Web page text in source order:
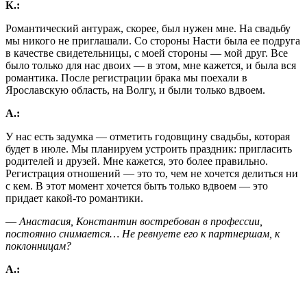
К.:
Романтический антураж, скорее, был нужен мне. На свадьбу
мы никого не приглашали. Со стороны Насти была ее подруга
в качестве свидетельницы, с моей стороны ― мой друг. Все
было только для нас двоих ― в этом, мне кажется, и была вся
романтика. После регистрации брака мы поехали в
Ярославскую область, на Волгу, и были только вдвоем.
А.:
У нас есть задумка ― отметить годовщину свадьбы, которая
будет в июле. Мы планируем устроить праздник: пригласить
родителей и друзей. Мне кажется, это более правильно.
Регистрация отношений ― это то, чем не хочется делиться ни
с кем. В этот момент хочется быть только вдвоем ― это
придает какой-то романтики.
― Анастасия, Константин востребован в профессии,
постоянно снимается… Не ревнуете его к партнершам, к
поклонницам?
А.: